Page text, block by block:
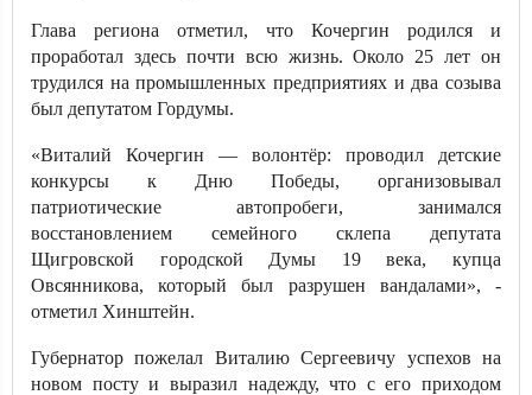
Глава региона отметил, что Кочергин родился и
проработал здесь почти всю жизнь. Около 25 лет он
трудился на промышленных предприятиях и два созыва
был депутатом Гордумы.
«Виталий Кочергин — волонтёр: проводил детские
конкурсы к Дню Победы, организовывал
патриотические автопробеги, занимался
восстановлением семейного склепа депутата
Щигровской городской Думы 19 века, купца
Овсянникова, который был разрушен вандалами», -
отметил Хинштейн.
Губернатор пожелал Виталию Сергеевичу успехов на
новом посту и выразил надежду, что с его приходом